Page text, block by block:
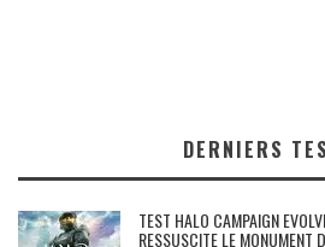
DERNIERS
TEST HALO CAMPAIGN
RESSUSCITE LE MONUMENT